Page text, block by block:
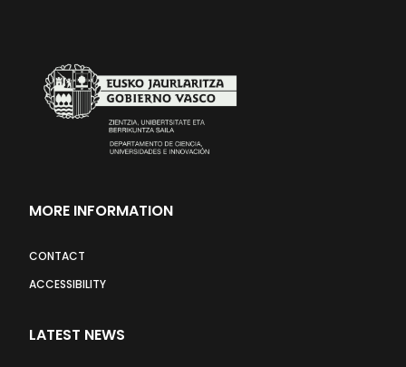
MORE INFORMATION
CONTACT
ACCESSIBILITY
LATEST NEWS